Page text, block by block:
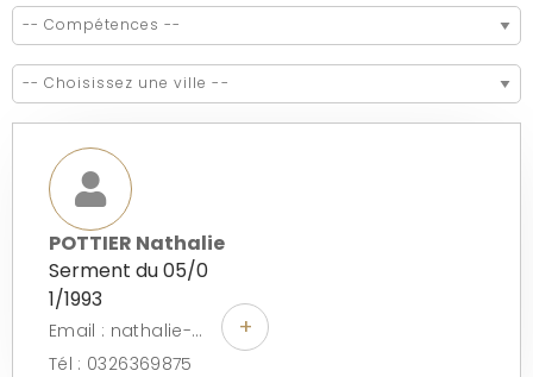
POTTIER Nathalie
Serment du 05/0
1/1993
Email : nathalie-pottier@bbox.fr
Tél : 0326369875
+